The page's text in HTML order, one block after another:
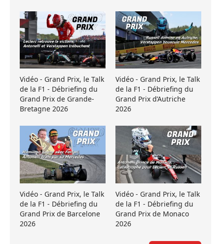
Vidéo - Grand Prix, le Talk
de la F1 - Débriefing du
Grand Prix de Grande-
Bretagne 2026
Vidéo - Grand Prix, le Talk
de la F1 - Débriefing du
Grand Prix d’Autriche
2026
Vidéo - Grand Prix, le Talk
de la F1 - Débriefing du
Grand Prix de Barcelone
2026
Vidéo - Grand Prix, le Talk
de la F1 - Débriefing du
Grand Prix de Monaco
2026